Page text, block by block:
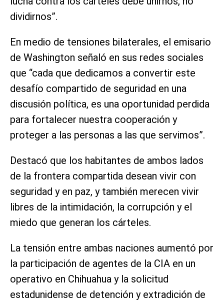
dividirnos”.
En medio de tensiones bilaterales, el emisario
de Washington señaló en sus redes sociales
que “cada que dedicamos a convertir este
desafío compartido de seguridad en una
discusión política, es una oportunidad perdida
para fortalecer nuestra cooperación y
proteger a las personas a las que servimos”.
Destacó que los habitantes de ambos lados
de la frontera compartida desean vivir con
seguridad y en paz, y también merecen vivir
libres de la intimidación, la corrupción y el
miedo que generan los cárteles.
La tensión entre ambas naciones aumentó por
la participación de agentes de la CIA en un
operativo en Chihuahua y la solicitud
estadunidense de detención y extradición de